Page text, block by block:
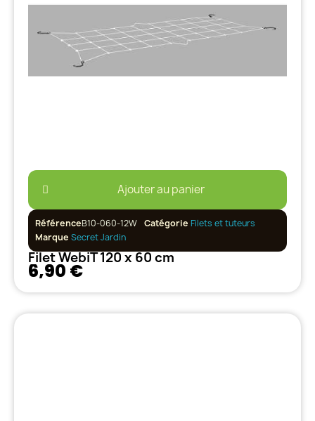
Ajouter au panier
RéférenceB10-060-12W Catégorie Filets et tuteurs
Marque Secret Jardin
Filet WebiT 120 x 60 cm
6,90 €